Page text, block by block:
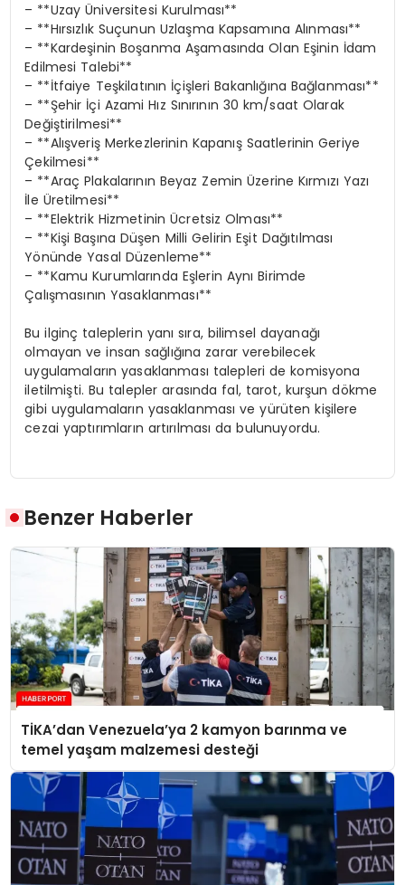
– **Uzay Üniversitesi Kurulması**
– **Hırsızlık Suçunun Uzlaşma Kapsamına Alınması**
– **Kardeşinin Boşanma Aşamasında Olan Eşinin İdam
Edilmesi Talebi**
– **İtfaiye Teşkilatının İçişleri Bakanlığına Bağlanması**
– **Şehir İçi Azami Hız Sınırının 30 km/saat Olarak
Değiştirilmesi**
– **Alışveriş Merkezlerinin Kapanış Saatlerinin Geriye
Çekilmesi**
– **Araç Plakalarının Beyaz Zemin Üzerine Kırmızı Yazı
İle Üretilmesi**
– **Elektrik Hizmetinin Ücretsiz Olması**
– **Kişi Başına Düşen Milli Gelirin Eşit Dağıtılması
Yönünde Yasal Düzenleme**
– **Kamu Kurumlarında Eşlerin Aynı Birimde
Çalışmasının Yasaklanması**
Bu ilginç taleplerin yanı sıra, bilimsel dayanağı
olmayan ve insan sağlığına zarar verebilecek
uygulamaların yasaklanması talepleri de komisyona
iletilmişti. Bu talepler arasında fal, tarot, kurşun dökme
gibi uygulamaların yasaklanması ve yürüten kişilere
cezai yaptırımların artırılması da bulunuyordu.
Benzer Haberler
TİKA’dan Venezuela’ya 2 kamyon barınma ve
temel yaşam malzemesi desteği